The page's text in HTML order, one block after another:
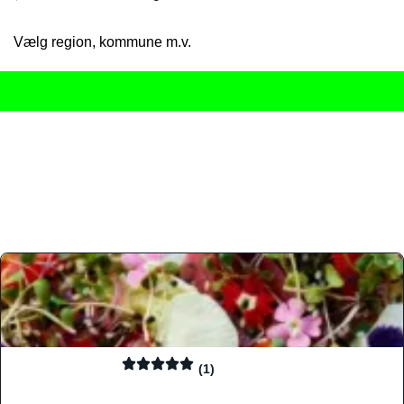
Vælg region, kommune m.v.
(1)